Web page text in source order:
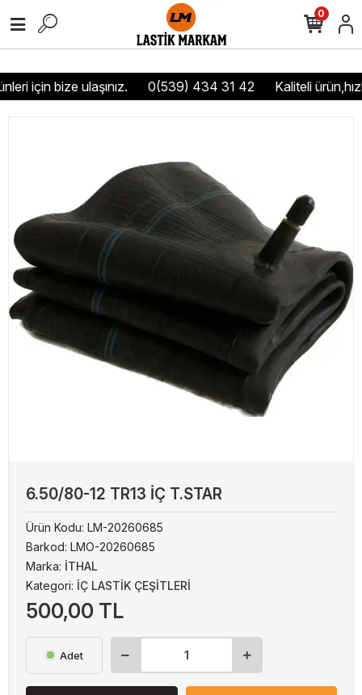
için bize ulaşınız. 0(539) 434 31 42 Kaliteli
0
6.50/80-12 TR13 İÇ T.STAR
Ürün Kodu: LM-20260685
Barkod: LMO-20260685
Marka: İTHAL
Kategori: İÇ LASTİK ÇEŞİTLERİ
500,00 TL
Adet